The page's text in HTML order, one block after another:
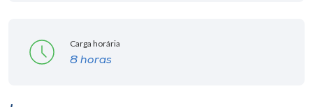
Carga horária
8 horas